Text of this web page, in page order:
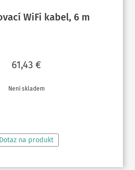
WiFi kabel, 6 m
61,43 €
Není skladem
Dotaz na produkt